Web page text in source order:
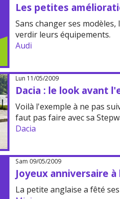
Les petites
Sans changer ses
verdir leurs équipements.
Audi
Lun 11/05/2009
Dacia : le look avant
Voilà l'exemple à ne pas
faut pas faire avec sa
Dacia
Sam 09/05/2009
Joyeux anniversaire à
La petite anglaise a fêté